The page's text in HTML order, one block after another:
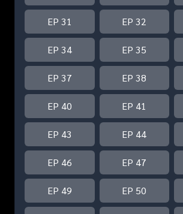
EP 31 EP 32
EP 34 EP 35
EP 37 EP 38
EP 40 EP 41
EP 43 EP 44
EP 46 EP 47
EP 49 EP 50